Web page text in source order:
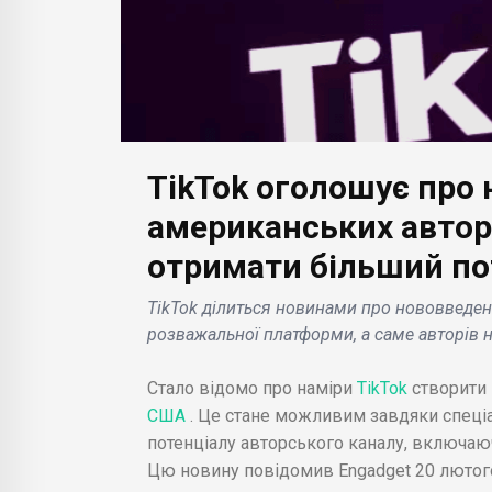
TikTok оголошує про
американських
отримати більший
TikTok ділиться новинами про
розважальної платформи, а саме авторів
Стало відомо про наміри TikTok
США
. Це стане можливим завдяки
потенціалу авторського каналу,
Цю новину повідомив Engadget 20
БІЗНЕС НОВИНИ
Mercedes представив
Vision One-Eleven –
гібридний гіперкар з